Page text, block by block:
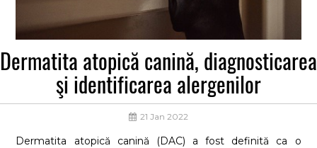
Dermatita atopică canină, diagnosticarea
şi identificarea alergenilor
21 Jan 2022
Dermatita atopică canină (DAC) a fost definită ca o